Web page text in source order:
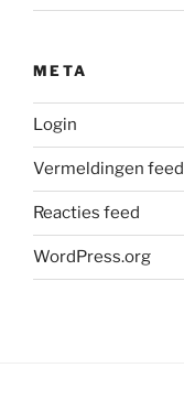
META
Login
Vermeldingen feed
Reacties feed
WordPress.org